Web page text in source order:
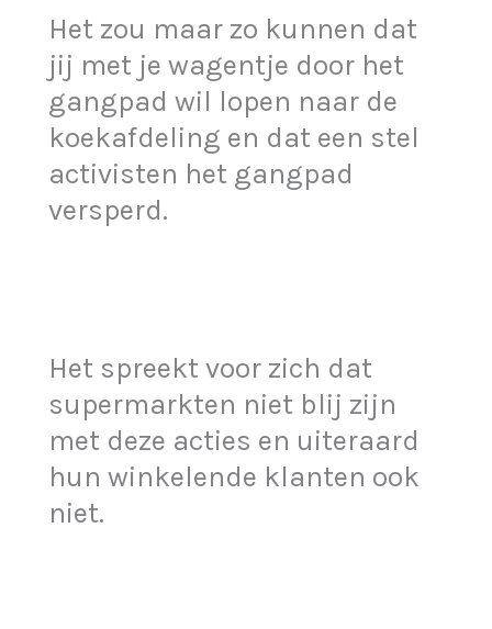
Het zou maar zo kunnen dat
jij met je wagentje door het
gangpad wil lopen naar de
koekafdeling en dat een stel
activisten het gangpad
versperd.
Het spreekt voor zich dat
supermarkten niet blij zijn
met deze acties en uiteraard
hun winkelende klanten ook
niet.